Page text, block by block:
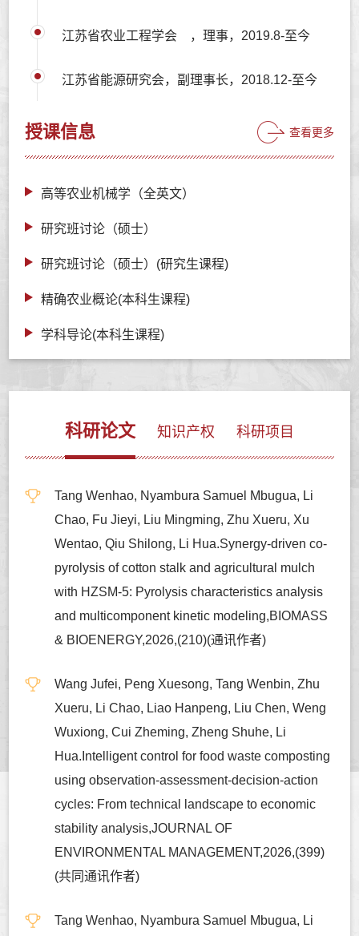
江苏省农业工程学会 ，理事，2019.8-至今
江苏省能源研究会，副理事长，2018.12-至今
授课信息 查看更多
高等农业机械学（全英文）
研究班讨论（硕士）
研究班讨论（硕士）(研究生课程)
精确农业概论(本科生课程)
学科导论(本科生课程)
科研论文 知识产权 科研项目
Tang Wenhao, Nyambura Samuel Mbugua, Li
Chao, Fu Jieyi, Liu Mingming, Zhu Xueru, Xu
Wentao, Qiu Shilong, Li Hua.Synergy-driven co-
pyrolysis of cotton stalk and agricultural mulch
with HZSM-5: Pyrolysis characteristics analysis
and multicomponent kinetic modeling,BIOMASS
& BIOENERGY,2026,(210)(通讯作者)
Wang Jufei, Peng Xuesong, Tang Wenbin, Zhu
Xueru, Li Chao, Liao Hanpeng, Liu Chen, Weng
Wuxiong, Cui Zheming, Zheng Shuhe, Li
Hua.Intelligent control for food waste composting
using observation-assessment-decision-action
cycles: From technical landscape to economic
stability analysis,JOURNAL OF
ENVIRONMENTAL MANAGEMENT,2026,(399)
(共同通讯作者)
Tang Wenhao, Nyambura Samuel Mbugua, Li